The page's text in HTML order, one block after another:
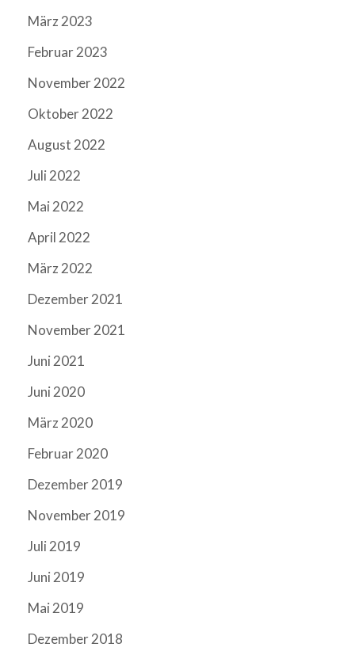
März 2023
Februar 2023
November 2022
Oktober 2022
August 2022
Juli 2022
Mai 2022
April 2022
März 2022
Dezember 2021
November 2021
Juni 2021
Juni 2020
März 2020
Februar 2020
Dezember 2019
November 2019
Juli 2019
Juni 2019
Mai 2019
Dezember 2018